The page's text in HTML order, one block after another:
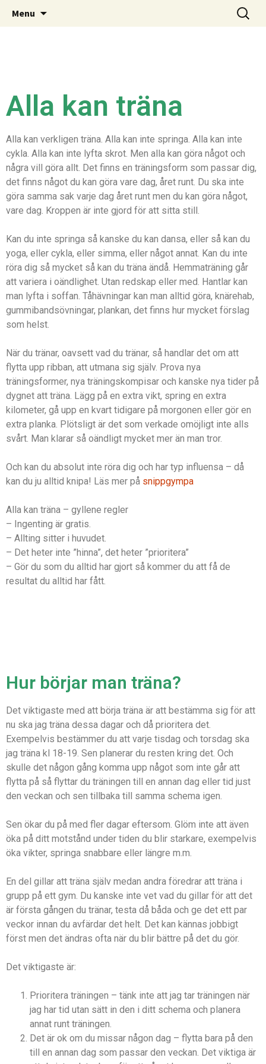
Allakantrana.se
Menu
Alla kan träna
Alla kan verkligen träna. Alla kan inte springa. Alla kan inte
cykla. Alla kan inte lyfta skrot. Men alla kan göra något och
några vill göra allt. Det finns en träningsform som passar dig,
det finns något du kan göra vare dag, året runt. Du ska inte
göra samma sak varje dag året runt men du kan göra något,
vare dag. Kroppen är inte gjord för att sitta still.
Kan du inte springa så kanske du kan dansa, eller så kan du
yoga, eller cykla, eller simma, eller något annat. Kan du inte
röra dig så mycket så kan du träna ändå. Hemmaträning går
att variera i oändlighet. Utan redskap eller med. Hantlar kan
man lyfta i soffan. Tåhävningar kan man alltid göra, knärehab,
gummibandsövningar, plankan, det finns hur mycket förslag
som helst.
När du tränar, oavsett vad du tränar, så handlar det om att
flytta upp ribban, att utmana sig själv. Prova nya
träningsformer, nya träningskompisar och kanske nya tider på
dygnet att träna. Lägg på en extra vikt, spring en extra
kilometer, gå upp en kvart tidigare på morgonen eller gör en
extra planka. Plötsligt är det som verkade omöjligt inte alls
svårt. Man klarar så oändligt mycket mer än man tror.
Och kan du absolut inte röra dig och har typ influensa – då
kan du ju alltid knipa! Läs mer på snippgympa
Alla kan träna – gyllene regler
– Ingenting är gratis.
– Allting sitter i huvudet.
– Det heter inte ”hinna”, det heter ”prioritera”
– Gör du som du alltid har gjort så kommer du att få de
resultat du alltid har fått.
Hur börjar man träna?
Det viktigaste med att börja träna är att bestämma sig för att
nu ska jag träna dessa dagar och då prioritera det.
Exempelvis bestämmer du att varje tisdag och torsdag ska
jag träna kl 18-19. Sen planerar du resten kring det. Och
skulle det någon gång komma upp något som inte går att
flytta på så flyttar du träningen till en annan dag eller tid just
den veckan och sen tillbaka till samma schema igen.
Sen ökar du på med fler dagar eftersom. Glöm inte att även
öka på ditt motstånd under tiden du blir starkare, exempelvis
öka vikter, springa snabbare eller längre m.m.
En del gillar att träna själv medan andra föredrar att träna i
grupp på ett gym. Du kanske inte vet vad du gillar för att det
är första gången du tränar, testa då båda och ge det ett par
veckor innan du avfärdar det helt. Det kan kännas jobbigt
först men det ändras ofta när du blir bättre på det du gör.
Det viktigaste är:
Prioritera träningen – tänk inte att jag tar träningen när
jag har tid utan sätt in den i ditt schema och planera
annat runt träningen.
Det är ok om du missar någon dag – flytta bara på den
till en annan dag som passar den veckan. Det viktiga är